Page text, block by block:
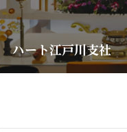
ハート江戸川支社